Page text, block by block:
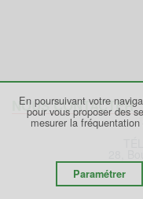
NOUS CONTACTER
En poursuivant votre
pour vous proposer des
mesurer la
Paramétrer